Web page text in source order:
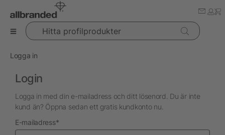
Hitta profilprodukter
Logga in
Login
Logga in med din e-mailadress och ditt lösenord. Du är inte
kund än? Öppna sedan ett gratis kundkonto nu.
E-mailadressnödvändig
*